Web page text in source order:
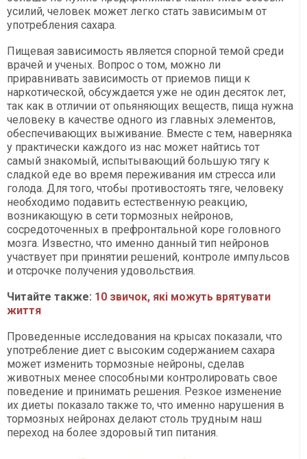
усилий, человек может легко стать зависимым от
употребления сахара.
Пищевая зависимость является спорной темой среди
врачей и ученых. Вопрос о том, можно ли
приравнивать зависимость от приемов пищи к
наркотической, обсуждается уже не один десяток лет,
так как в отличии от опьяняющих веществ, пища нужна
человеку в качестве одного из главных элементов,
обеспечивающих выживание. Вместе с тем, наверняка
у практически каждого из нас может найтись тот
самый знакомый, испытывающий большую тягу к
сладкой еде во время переживания им стресса или
голода. Для того, чтобы противостоять тяге, человеку
необходимо подавить естественную реакцию,
возникающую в сети тормозных нейронов,
сосредоточенных в префронтальной коре головного
мозга. Известно, что именно данный тип нейронов
участвует при принятии решений, контроле импульсов
и отсрочке получения удовольствия.
Читайте также: 10 звичок, які можуть врятувати
життя
Проведенные исследования на крысах показали, что
употребление диет с высоким содержанием сахара
может изменить тормозные нейроны, сделав
животных менее способными контролировать свое
поведение и принимать решения. Резкое изменение
их диеты показало также то, что именно нарушения в
тормозных нейронах делают столь трудным наш
переход на более здоровый тип питания.